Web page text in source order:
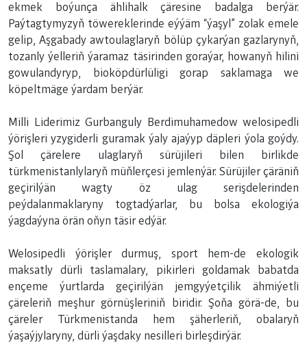
ekmek boýunça ählihalk çäresine badalga berýär.
Paýtagtymyzyň töwereklerinde eýýäm “ýaşyl” zolak emele
gelip, Aşgabady awtoulaglaryň bölüp çykarýan gazlarynyň,
tozanly ýelleriň ýaramaz täsirinden goraýar, howanyň hilini
gowulandyryp, bioköpdürlüligi gorap saklamaga we
köpeltmäge ýardam berýär.
Milli Liderimiz Gurbanguly Berdimuhamedow welosipedli
ýörişleri yzygiderli guramak ýaly ajaýyp däpleri ýola goýdy.
Şol çärelere ulaglaryň sürüjileri bilen birlikde
türkmenistanlylaryň müňlerçesi jemlenýär. Sürüjiler çäräniň
geçirilýän wagty öz ulag serişdelerinden
peýdalanmaklaryny togtadýarlar, bu bolsa ekologiýa
ýagdaýyna örän oňyn täsir edýär.
Welosipedli ýörişler durmuş, sport hem-de ekologik
maksatly dürli taslamalary, pikirleri goldamak babatda
ençeme ýurtlarda geçirilýän jemgyýetçilik ähmiýetli
çäreleriň meşhur görnüşleriniň biridir. Şoňa görä-de, bu
çäreler Türkmenistanda hem şäherleriň, obalaryň
ýaşaýjylaryny, dürli ýaşdaky nesilleri birleşdirýär.